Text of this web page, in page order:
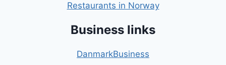
Restaurants in Norway
Business links
DanmarkBusiness